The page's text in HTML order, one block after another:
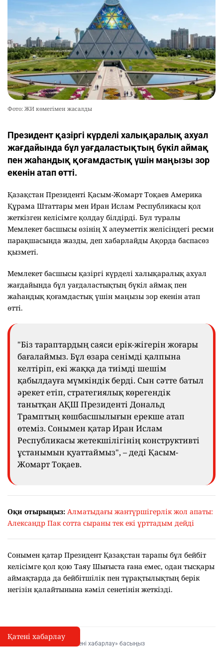
Фото: ЖИ көмегімен жасалды
Президент қазіргі күрделі халықаралық ахуал
жағдайында бұл уағдаластықтың бүкіл аймақ
пен жаһандық қоғамдастық үшін маңызы зор
екенін атап өтті.
Қазақстан Президенті Қасым-Жомарт Тоқаев Америка
Құрама Штаттары мен Иран Ислам Республикасы қол
жеткізген келісімге қолдау білдірді. Бул туралы
Мемлекет басшысы өзінің Х әлеуметтік желісіндегі ресми
парақшасында жазды, деп хабарлайды Ақорда баспасөз
қызметі.
Мемлекет басшысы қазіргі күрделі халықаралық ахуал
жағдайында бұл уағдаластықтың бүкіл аймақ пен
жаһандық қоғамдастық үшін маңызы зор екенін атап
өтті.
"Біз тараптардың саяси ерік-жігерін жоғары
бағалаймыз. Бұл өзара сенімді қалпына
келтіріп, екі жаққа да тиімді шешім
қабылдауға мүмкіндік берді. Сын сәтте батыл
әрекет етіп, стратегиялық көрегендік
танытқан АҚШ Президенті Дональд
Трамптың көшбасшылығын ерекше атап
өтеміз. Сонымен қатар Иран Ислам
Республикасы жетекшілігінің конструктивті
ұстанымын қуаттаймыз", – деді Қасым-
Жомарт Тоқаев.
Оқи отырыңыз: Алматыдағы жантүршігерлік жол апаты:
Александр Пак сотта сыраны тек екі ұрттадым дейді
Сонымен қатар Президент Қазақстан тарапы бұл бейбіт
келісімге қол қою Таяу Шығыста ғана емес, одан тысқары
аймақтарда да бейбітшілік пен тұрақтылықтың берік
негізін қалайтынына кәміл сенетінін жеткізді.
I
Қате туралы хабарлау
Мәтінді белгілеп, «Қатені хабарлау» басыңыз
Қатені хабарлау